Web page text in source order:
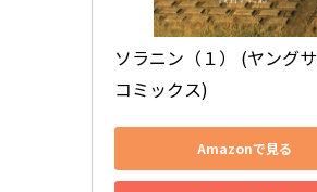
ソラニン（１） (ヤング
コミックス)
Amazonで見る